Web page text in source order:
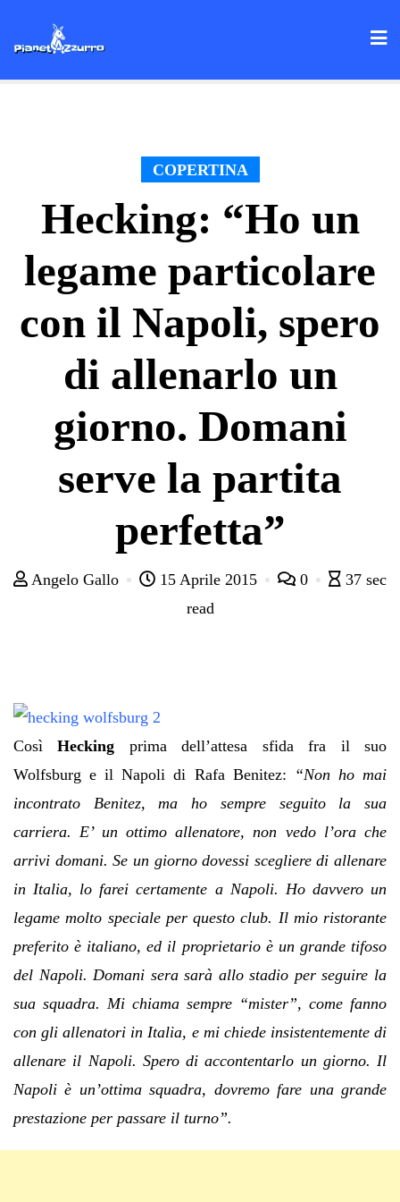
COPERTINA
Hecking: “Ho un
legame particolare
con il Napoli, spero
di allenarlo un
giorno. Domani
serve la partita
perfetta”
Angelo Gallo 15 Aprile 2015 0
37 sec
read
CosìHecking prima dell’attesa sfida fra il suo
Wolfsburg e il Napoli di Rafa Benitez: “Non ho mai
incontrato Benitez, ma ho sempre seguito la sua
carriera. E’ un ottimo allenatore, non vedo l’ora che
arrivi domani. Se un giorno dovessi scegliere di allenare
in Italia, lo farei certamente a Napoli. Ho davvero un
legame molto speciale per questo club. Il mio ristorante
preferito è italiano, ed il proprietario è un grande tifoso
del Napoli. Domani sera sarà allo stadio per seguire la
sua squadra. Mi chiama sempre “mister”, come fanno
con gli allenatori in Italia, e mi chiede insistentemente di
allenare il Napoli. Spero di accontentarlo un giorno. Il
Napoli è un’ottima squadra, dovremo fare una grande
prestazione per passare il turno”.